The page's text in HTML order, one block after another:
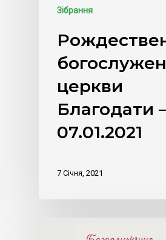
Зібрання
церкви
Благодати
07.01.2021
7 Січня, 2021